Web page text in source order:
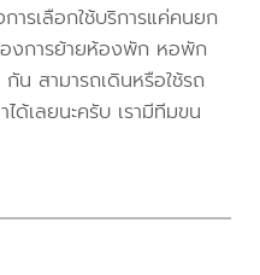
ารเลือกใช้บริการแค่คนยก
งการย้ายห้องพัก หอพัก
น สามารถเดินหรือใช้รถ
ได้เลยนะครับ เรามีทีมขน